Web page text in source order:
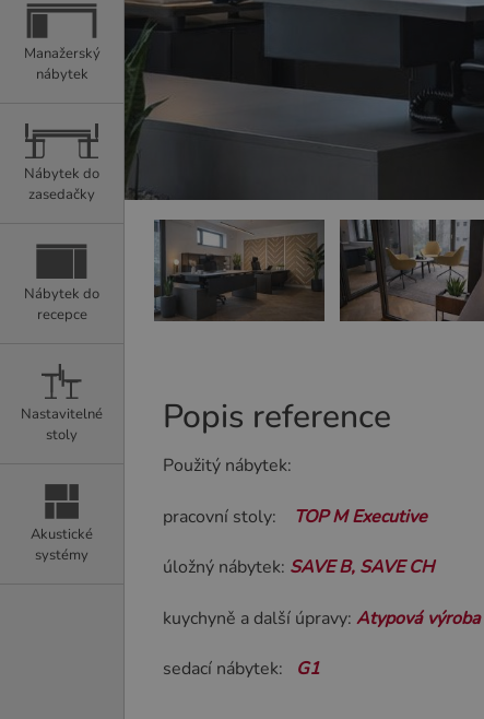
Manažerský
nábytek
Nábytek do
zasedačky
Nábytek do
recepce
Nastavitelné
stoly
Akustické
systémy
Popis reference
Použitý nábytek:
pracovní stoly: TOP M Executive
úložný nábytek: SAVE B, SAVE CH
kuychyně a další úpravy: Atypová výroba
sedací nábytek: G1